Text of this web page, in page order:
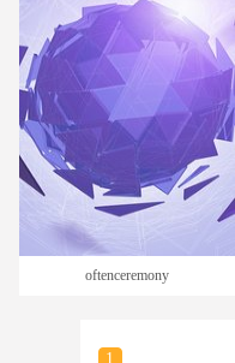
oftenceremony
1